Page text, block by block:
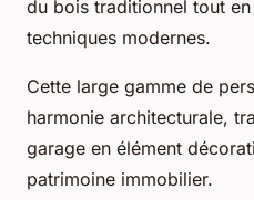
du bois traditionnel tout
techniques modernes.
Cette large gamme de
harmonie architecturale,
garage en élément
patrimoine immobilier.